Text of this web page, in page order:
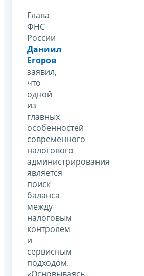
Глава
ФНС
России
Даниил
Егоров
заявил,
что
одной
из
главных
особенностей
современного
налогового
администрирования
является
поиск
баланса
между
налоговым
контролем
и
сервисным
подходом.
«Основываясь